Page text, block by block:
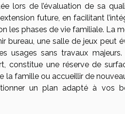
lors de l’évaluation de sa
future, en facilitant
les phases de vie familiale. La
bureau, une salle de jeux peut
usages sans travaux
constitue une réserve de
la famille ou accueillir de
un plan adapté à vos